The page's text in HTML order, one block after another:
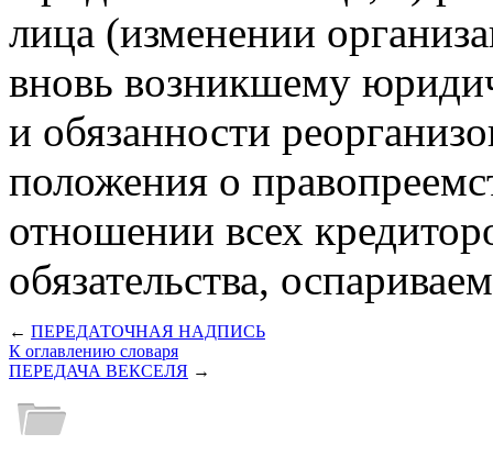
лица (изменении
вновь возникшему
и обязанности
положения о
отношении всех
обязательства,
← ПЕРЕДАТОЧНАЯ НАДПИСЬ
К оглавлению словаря
ПЕРЕДАЧА ВЕКСЕЛЯ →